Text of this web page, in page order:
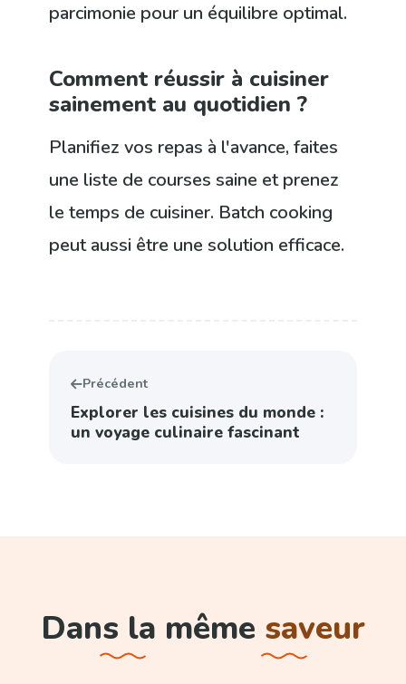
parcimonie pour un équilibre optimal.
Comment réussir à cuisiner
sainement au quotidien ?
Planifiez vos repas à l'avance, faites
une liste de courses saine et prenez
le temps de cuisiner. Batch cooking
peut aussi être une solution efficace.
Précédent
Explorer les cuisines du monde :
un voyage culinaire fascinant
Dans la même saveur